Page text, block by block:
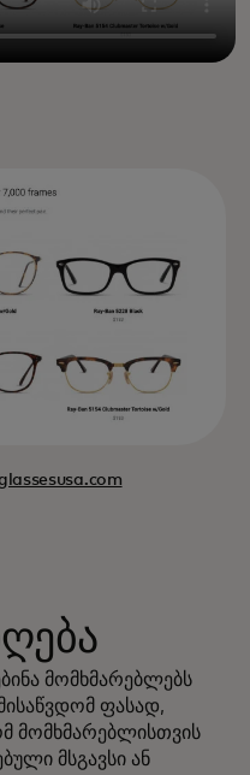
მომხმარებლებს
ფასად,
მომხმარებლისთვის
მსგავსი ან